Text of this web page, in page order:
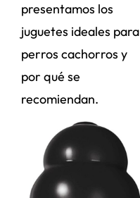
presentamos los
juguetes ideales para
perros cachorros y
por qué se
recomiendan.